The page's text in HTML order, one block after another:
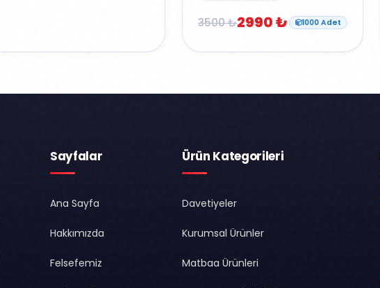
3500 ₺2990 ₺ 1000 Adet
Sayfalar
Ana Sayfa
Hakkımızda
Felsefemiz
Ürün Kategorileri
Davetiyeler
Kurumsal Ürünler
Matbaa Ürünleri